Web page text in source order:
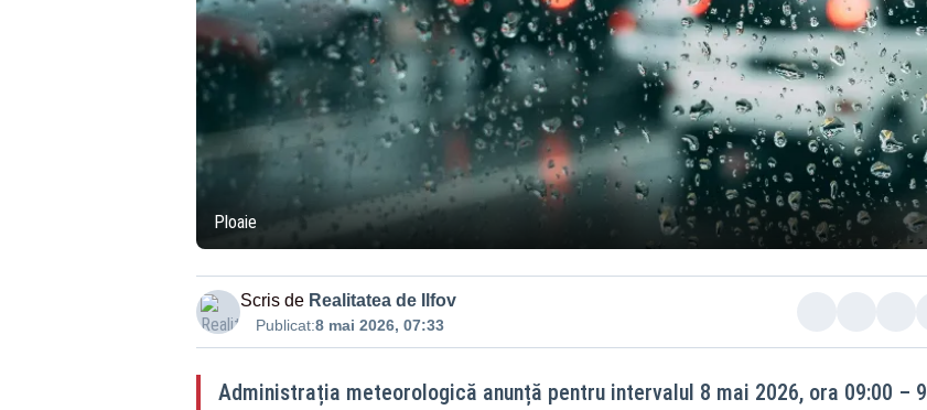
Ploaie
Scris de Realitatea de Ilfov
Publicat:8 mai 2026, 07:33
Administrația meteorologică anunță pentru intervalul 8 mai 2026, ora 09:00 – 9